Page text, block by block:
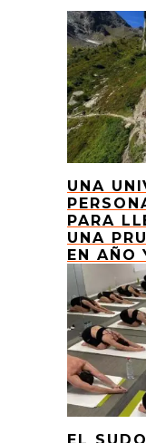
UNA
PARA
UNA
EN AÑO